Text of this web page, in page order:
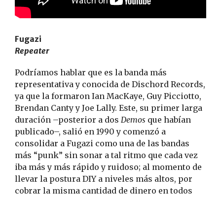
Fugazi
Repeater
Podríamos hablar que es la banda más
representativa y conocida de Dischord Records,
ya que la formaron Ian MacKaye, Guy Picciotto,
Brendan Canty y Joe Lally. Este, su primer larga
duración –posterior a dos Demos que habían
publicado–, salió en 1990 y comenzó a
consolidar a Fugazi como una de las bandas
más “punk” sin sonar a tal ritmo que cada vez
iba más y más rápido y ruidoso; al momento de
llevar la postura DIY a niveles más altos, por
cobrar la misma cantidad de dinero en todos